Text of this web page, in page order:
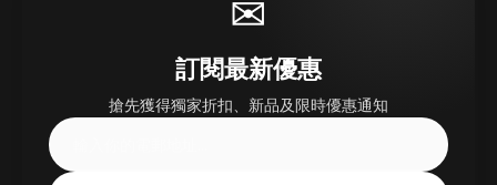
✉
訂閱最新優惠
搶先獲得獨家折扣、新品及限時優惠通知